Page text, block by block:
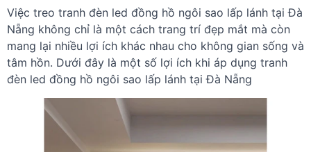
Việc treo tranh đèn led đồng hồ ngôi sao lấp lánh tại Đà
Nẵng không chỉ là một cách trang trí đẹp mắt mà còn
mang lại nhiều lợi ích khác nhau cho không gian sống và
tâm hồn. Dưới đây là một số lợi ích khi áp dụng tranh
đèn led đồng hồ ngôi sao lấp lánh tại Đà Nẵng